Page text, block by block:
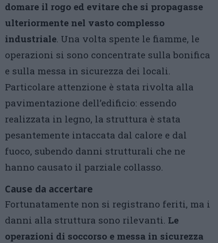
domare il rogo ed evitare che si propagasse
ulteriormente nel vasto complesso
industriale. Una volta spente le fiamme, le
operazioni si sono concentrate sulla bonifica
e sulla messa in sicurezza dei locali.
Particolare attenzione è stata rivolta alla
pavimentazione dell’edificio: essendo
realizzata in legno, la struttura è stata
pesantemente intaccata dal calore e dal
fuoco, subendo danni strutturali che ne
hanno causato il parziale collasso.
Cause da accertare
Fortunatamente non si registrano feriti, ma i
danni alla struttura sono rilevanti. Le
operazioni di soccorso e messa in sicurezza